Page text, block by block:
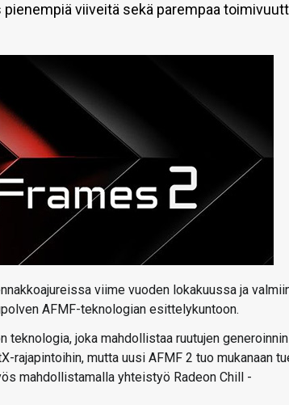
viiveitä sekä parempaa
viime vuoden lokakuussa ja
AFMF-teknologian esittelykuntoon.
joka mahdollistaa ruutujen generoinnin
mutta uusi AFMF 2 tuo mukanaan
mahdollistamalla yhteistyö Radeon Chill -